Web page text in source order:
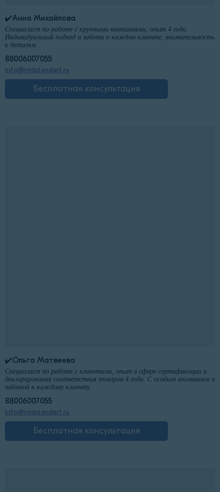
✔️Анна Михайлова
Специалист по работе с крупными компаниями, опыт 4 года.
Индивидуальный подход и забота о каждом клиенте, внимательность
к деталям.
88006007055
info@ntdstandart.ru
Бесплатная консультация
✔️Ольга Матвеева
Специалист по работе с клиентами, опыт в сфере сертификации и
декларирования соответствия товаров 4 года. С особым вниманием и
заботой к каждому клиенту.
88006007055
info@ntdstandart.ru
Бесплатная консультация